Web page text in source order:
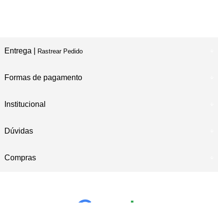
Entrega | Rastrear Pedido
Formas de pagamento
Institucional
Dúvidas
Compras